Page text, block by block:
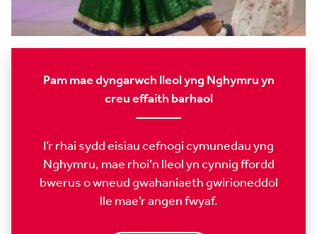
Pam mae dyngarwch lleol yng Nghymru yn
creu effaith barhaol
I’r rhai sydd eisiau cefnogi cymunedau yng
Nghymru, mae rhoi’n lleol yn cynnig ffordd
bwerus o wneud gwahaniaeth gwirioneddol
lle mae’r angen fwyaf.